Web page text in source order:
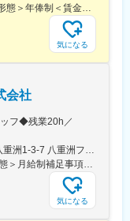
社は、主に美容整形・
賃貸・メンテナンスを
極的に出展し、国内・
併し、2012年10月よ
とした事業を展開して
カウンセラーが実務面
サポートだけでなく新
リニック以外に対して
る予定です。
＜予定年収＞800万円～1,500万円＜賃金形態＞年俸制＜賃金内訳＞年額（基本給）：8,000,000円～15,000,000円＜月額＞666,666円～1,250,000円（12分割）＜昇給有無＞有＜残業手当＞無賃金はあくまでも目安の金額であり、選考を通じて上下する可能性があります。月給(月額)は固定手当を含めた表記です。
気になる
会社
ッフ◆残業20h／
＜勤務地詳細＞本社住所：東京都中央区八重洲1-3-7 八重洲ファーストフィナンシャルビル13F受動喫煙対策：屋内全面禁煙変更の範囲：会社の定める事業所
＜予定年収＞400万円～500万円＜賃金形態＞月給制補足事項なし＜賃金内訳＞月額（基本給）：235,000円～284,000円固定残業手当/月：45,000円～66,000円（固定残業時間25時間0分/月）超過した時間外労働の残業手当は追加支給＜月給＞280,000円～350,000円（一律手当を含む）＜昇給有無＞有＜残業手当＞有＜給与補足＞※給与詳細は、ご経験やスキルを考慮のうえ決定します。■昇給：年1回 査定により決定■賞与：年2回（7 月・12 月） 都度査定により決定 算定対象期間に準ずる賃金はあくまでも目安の金額であり、選考を通じて上下する可能性があります。月給(月額)は固定手当を含めた表記です。
気になる